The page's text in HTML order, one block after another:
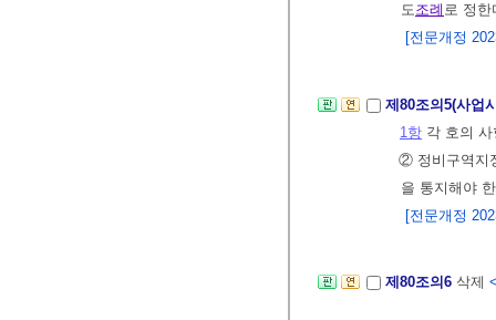
도조례 로 정한
[전문개정
제80조의5(사업
1항 각 호의
② 정비구역지
을 통지해야
[전문개정
제80조의6 삭제